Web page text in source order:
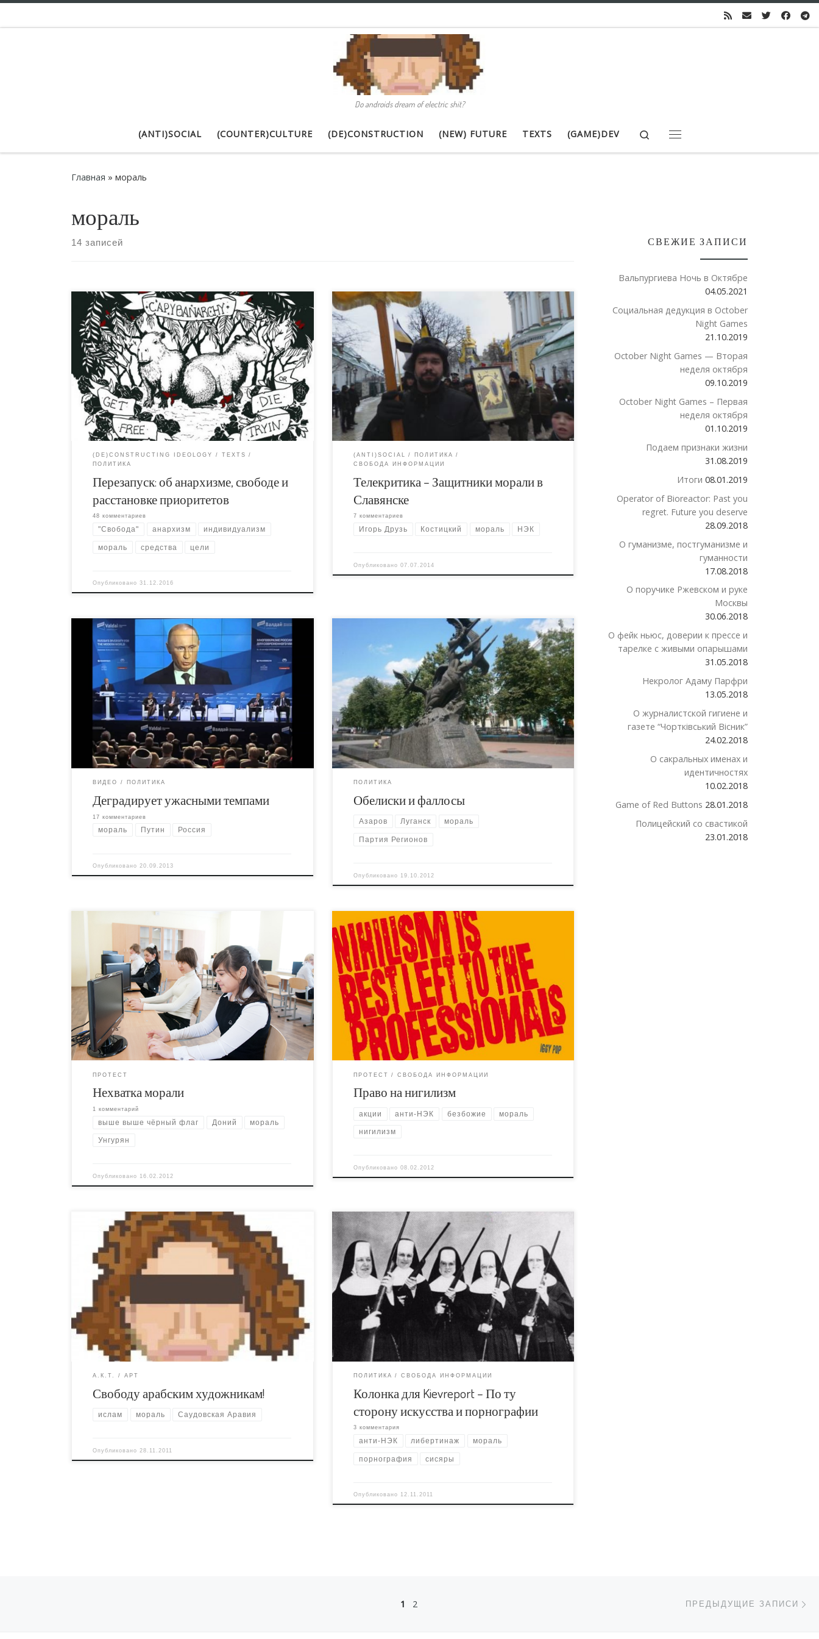
Do androids dream of electric shit?
(ANTI)SOCIAL (COUNTER)CULTURE (DE)CONSTRUCTION (NEW) FUTURE TEXTS (GAME)DEV
Search
Главная » мораль
мораль
14 записей
Среди социальных анархистов не принято прямо
артикулировать собственные эгоистические
устремления и желания. Даже перед самими собой.
Вместо них принято озвучивать христианские, по
сути, идеологемы о лучшем мире, о всеобщем
спасении. Революция - аналог Страшного Суда,
которая низвергнет в ад козлищ (буржуазию и её
пособников), а все прочие будут наслаждаться
новым прекрасным миром. На этом фоне неловко
бороться за свою личную свободу и низменные
желания, бороться надо непременно за свободу для
всех и каждого.
(DE)CONSTRUCTING IDEOLOGY
TEXTS
ПОЛИТИКА
Перезапуск: об анархизме, свободе и
расстановке приоритетов
48 комментариев
"Свобода" анархизм индивидуализм
мораль средства цели
Опубликовано31.12.2016
Немного разоблачений и срыва покровов на
Телекритике. В последнее время мы снова всё чаще
слышим о новых и новых инициативах Комиссии по
защите морали. Они учреждают медали для
образцовых семей, издают программные заявления
о важности творчества Тараса Шевченко для
украинской культуры и, конечно же, без устали
смотрят сотни порнофильмов, дабы отделить
«порнографию» от художественной эротики.
(ANTI)SOCIAL
ПОЛИТИКА
СВОБОДА ИНФОРМАЦИИ
Телекритика – Защитники морали в
Славянске
7 комментариев
Игорь Друзь Костицкий мораль НЭК
Опубликовано 07.07.2014
Как я уже неоднократно говорил, официальная
идеология в Российской Федерации сегодня - это
Кургинян. Имперские амбиции, патернализм и
заигрывание с мнимыми "моральными ценностями
большинства", которые на деле являются
идеологическим конструктом для того, чтобы
разделять и стравливать массы между собой. На
видео - очень показательное выступление Путина,
который уже практически перестал маскироваться.
ВИДЕО ПОЛИТИКА
Деградирует ужасными темпами
17 комментариев
мораль Путин Россия
Опубликовано20.09.2013
Регионалы, понимая, что социалка окончательно
катится в ад, решили взяться за идеологию. Азаров,
говорящий об идеологии - зрелище уморительное.
Это гораздо смешнее, чем когда он говорит о
кровосисях.
ПОЛИТИКА
Обелиски и фаллосы
Азаров Луганск мораль
Партия Регионов
Опубликовано 19.10.2012
Народный депутат Украины от фракции “Наша
Украина” Олесь Доний называет главной проблемой
украинского образования отдание предпочтения
технологическим знаниям вместо воспитания
культуры и морали у детей Спросите меня ещё раз,
почему я не считаю украинскую парламентскую и
околопарламентскую оппозицию оппозицией.
Правильно, потому что она ничем не отличается от
власти. Надо заметить, […]
ПРОТЕСТ
Нехватка морали
1 комментарий
выше выше чёрный флаг Доний мораль
Унгурян
Опубликовано 16.02.2012
Привожу текст листовки, которую раздавал сегодня
на акции против “моральных” законов. Сам пикет
под Комитетами Верховной Рады прошла неплохо,
учитывая мороз и непопулярность темы. Профсоюз
журналистов, ЛГБТ, феминистки, “проевропейские”
либералы, левые. Под конец акции вышел БЮТовец
Андрей Шевченко, однопартиец клерикального
лоббиста Унгуряна, и пообещал, что сегодня закон
не пройдёт. На […]
ПРОТЕСТ СВОБОДА ИНФОРМАЦИИ
Право на нигилизм
акции анти-НЭК безбожие мораль
нигилизм
Опубликовано 08.02.2012
Я помню, тоталитарные свиньи в своё время
предлагали мне повторить свою акцию в какой-
нибудь исламской стране. Я искренне верил, что в
исламских странах найдутся свои герои. Так и
случилось. Саудо-Аравийское представительство
АКТ-группы показало, что ноябрь – не преграда для
арабской весны. Арабские средства массовой
информации сообщают о необычной выходке
“сексуальных […]
А.К.Т. АРТ
Свободу арабским художникам!
ислам мораль Саудовская Аравия
Опубликовано 28.11.2011
На грани откровенного либертинажа, например.
http://kievreport.com/columns/320 В новом сезоне
депутаты планируют оседлать заезженную кобылу
борьбы за общественную мораль. Хрипящее
животное уже много раз пытались пристрелить, но
всякий раз оно выживало и продолжало свою скачку
в никуда. В октябре в Верховной Раде были приняты
в первом чтении поправки к закону о […]
ПОЛИТИКА СВОБОДА ИНФОРМАЦИИ
Колонка для Kievreport – По ту
сторону искусства и порнографии
3 комментария
анти-НЭК либертинаж мораль
порнография сисяры
Опубликовано 12.11.2011
СВЕЖИЕ ЗАПИСИ
Вальпургиева Ночь в Октябре
04.05.2021
Социальная дедукция в October
Night Games
21.10.2019
October Night Games — Вторая
неделя октября
09.10.2019
October Night Games – Первая
неделя октября
01.10.2019
Подаем признаки жизни
31.08.2019
Итоги 08.01.2019
Operator of Bioreactor: Past you
regret. Future you deserve
28.09.2018
О гуманизме, постгуманизме и
гуманности
17.08.2018
О поручике Ржевском и руке
Москвы
30.06.2018
О фейк ньюс, доверии к прессе и
тарелке с живыми опарышами
31.05.2018
Некролог Адаму Парфри
13.05.2018
О журналистской гигиене и
газете “Чортківський Вісник”
24.02.2018
О сакральных именах и
идентичностях
10.02.2018
Game of Red Buttons 28.01.2018
Полицейский со свастикой
23.01.2018
1 2 ПРЕДЫДУЩИЕ ЗАПИСИ